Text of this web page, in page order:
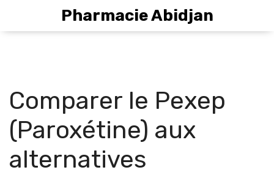
Pharmacie Abidjan
Comparer le Pexep
(Paroxétine) aux
alternatives